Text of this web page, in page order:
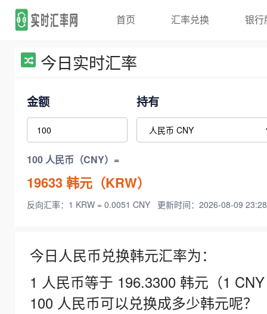
首页 汇率兑换 银行
今日实时汇率
金额 持有
100 人民币（CNY）=
19633韩元（KRW）
反向汇率：1 KRW = 0.0051 CNY 更新时间：2026-08-09
今日人民币兑换韩元汇率为：
1 人民币等于 196.3300 韩元（1
100 人民币可以兑换成多少韩元呢？